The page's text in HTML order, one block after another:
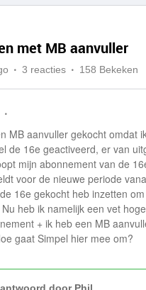
met MB aanvuller
3 reacties 158 Bekeken
MB aanvuller gekocht omdat
de 16e geactiveerd, er van
mijn abonnement van de
voor de nieuwe periode
16e gekocht heb inzetten
heb ik namelijk een vet
+ ik heb een MB
gaat Simpel hier mee om?